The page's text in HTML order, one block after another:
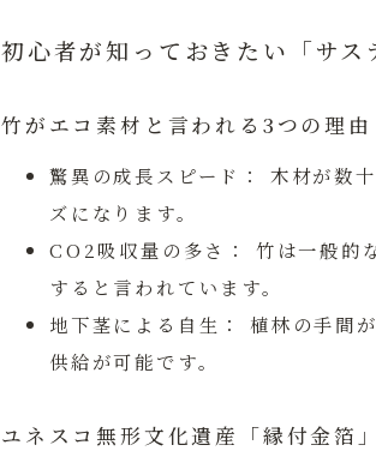
初心者が知っておきたい「サ
竹がエコ素材と言われる3つの理由
驚異の成長スピード：
木材が数
ズになります。
CO2吸収量の多さ：
竹は一般的
すると言われています。
地下茎による自生：
植林の手間
供給が可能です。
ユネスコ無形文化遺産「縁付金箔